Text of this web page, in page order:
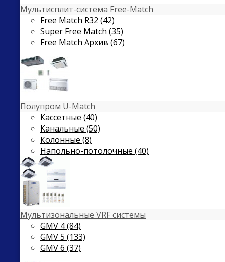
Мультисплит-система Free-Match
Free Match R32 (42)
Super Free Match (35)
Free Match Архив (67)
Полупром U-Match
Кассетные (40)
Канальные (50)
Колонные (8)
Напольно-потолочные (40)
Мультизональные VRF системы
GMV 4 (84)
GMV 5 (133)
GMV 6 (37)